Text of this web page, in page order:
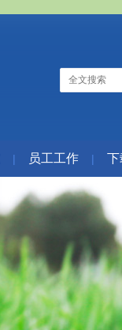
| 员工工作 | 下